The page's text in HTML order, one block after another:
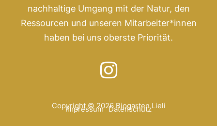
nachhaltige Umgang mit der Natur, den
Ressourcen und unseren Mitarbeiter*innen
haben bei uns oberste Priorität.
Copyright © 2026 Biogarten Lieli
Impressum Datenschutz